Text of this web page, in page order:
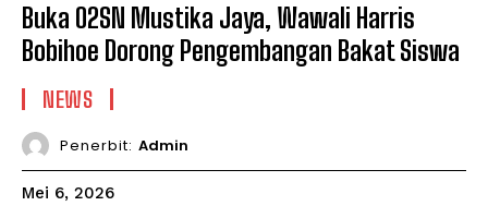
Buka O2SN Mustika Jaya, Wawali Harris
Bobihoe Dorong Pengembangan Bakat Siswa
NEWS
Penerbit: Admin
Mei 6, 2026